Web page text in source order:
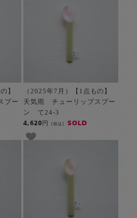
】
プー
（2025年7月）【1点もの】
天気雨 チューリップスプー
ン て24-3
4,620円 [税込] SOLD